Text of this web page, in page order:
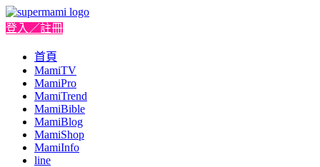
登入／註冊
首頁
MamiTV
MamiPro
MamiTrend
MamiBible
MamiBlog
MamiShop
MamiInfo
line